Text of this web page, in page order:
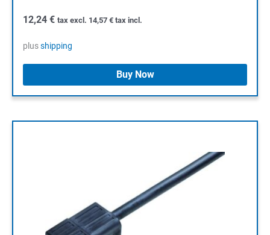
12,24 € tax excl. 14,57 € tax incl.
plusshipping
Buy Now